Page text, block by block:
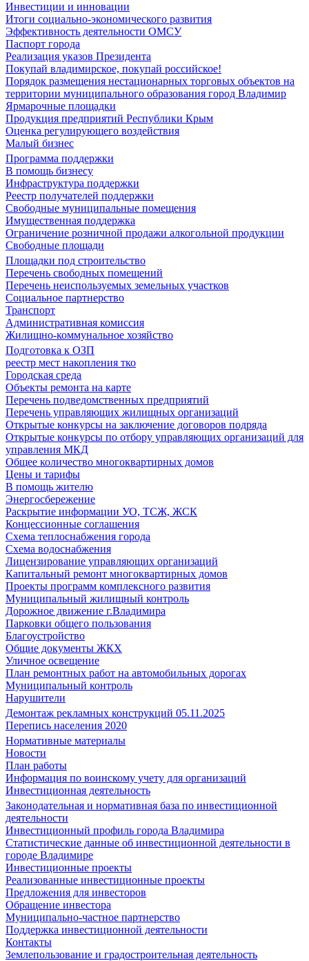
Инвестиции и инновации
Итоги социально-экономического развития
Эффективность деятельности ОМСУ
Паспорт города
Реализация указов Президента
Покупай владимирское, покупай российское!
Порядок размещения нестационарных торговых объектов на
территории муниципального образования город Владимир
Ярмарочные площадки
Продукция предприятий Республики Крым
Оценка регулирующего воздействия
Малый бизнес
Программа поддержки
В помощь бизнесу
Инфраструктура поддержки
Реестр получателей поддержки
Свободные муниципальные помещения
Имущественная поддержка
Ограничение розничной продажи алкогольной продукции
Свободные площади
Площадки под строительство
Перечень свободных помещений
Перечень неиспользуемых земельных участков
Социальное партнерство
Транспорт
Административная комиссия
Жилищно-коммунальное хозяйство
Подготовка к ОЗП
реестр мест накопления тко
Городская среда
Объекты ремонта на карте
Перечень подведомственных предприятий
Перечень управляющих жилищных организаций
Открытые конкурсы на заключение договоров подряда
Открытые конкурсы по отбору управляющих организаций для
управления МКД
Общее количество многоквартирных домов
Цены и тарифы
В помощь жителю
Энергосбережение
Раскрытие информации УО, ТСЖ, ЖСК
Концессионные соглашения
Схема теплоснабжения города
Схема водоснабжения
Лицензирование управляющих организаций
Капитальный ремонт многоквартирных домов
Проекты программ комплексного развития
Муниципальный жилищный контроль
Дорожное движение г.Владимира
Парковки общего пользования
Благоустройство
Общие документы ЖКХ
Уличное освещение
План ремонтных работ на автомобильных дорогах
Муниципальный контроль
Нарушители
Демонтаж рекламных конструкций 05.11.2025
Перепись населения 2020
Нормативные материалы
Новости
План работы
Информация по воинскому учету для организаций
Инвестиционная деятельность
Законодательная и нормативная база по инвестиционной
деятельности
Инвестиционный профиль города Владимира
Статистические данные об инвестиционной деятельности в
городе Владимире
Инвестиционные проекты
Реализованные инвестиционные проекты
Предложения для инвесторов
Обращение инвестора
Муниципально-частное партнерство
Поддержка инвестиционной деятельности
Контакты
Землепользование и градостроительная деятельность